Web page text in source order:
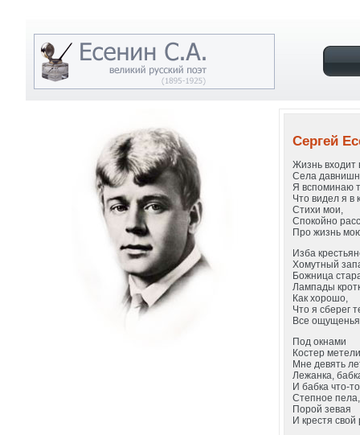
Сергей
Жизнь входит
Села
Я вспоминаю
Что видел я в
Стихи мои,
Спокойно
Про жизнь
Изба
Хомутный
Божница
Лампады
Как хорошо,
Что я сберег
Все ощущенья
Под окнами
Костер
Мне девять
Лежанка,
И бабка что-
Степное пела,
Порой зевая
И крестя свой